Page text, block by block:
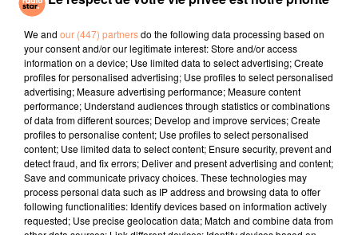
Cold Heart (pnau
I Just Might
l'horoscope
We and our (447) partnersdo the following data processing based on
your consent and/or our legitimate interest: Store and/or access
information on a device; Use limited data to select advertising; Create
profiles for personalised advertising; Use profiles to select personalised
advertising; Measure advertising performance; Measure content
performance; Understand audiences through statistics or combinations
of data from different sources; Develop and improve services; Create
profiles to personalise content; Use profiles to select personalised
content; Use limited data to select content; Ensure security, prevent and
detect fraud, and fix errors; Deliver and present advertising and content;
Save and communicate privacy choices. These technologies may
process personal data such as IP address and browsing data to offer
following functionalities: Identify devices based on information actively
requested; Use precise geolocation data; Match and combine data from